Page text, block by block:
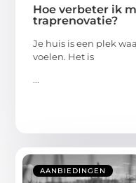
Hoe verbeter ik
traprenovatie?
Je huis is een plek
voelen. Het is
...
AANBIEDINGEN